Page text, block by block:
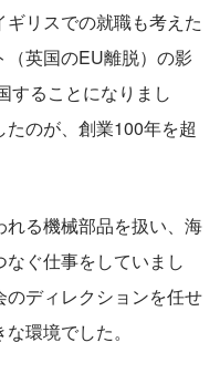
リスでの就職も考えた
英国のEU離脱）の影
することになりまし
のが、創業100年を超
る機械部品を扱い、海
ぐ仕事をしていまし
ディレクションを任せ
環境でした。